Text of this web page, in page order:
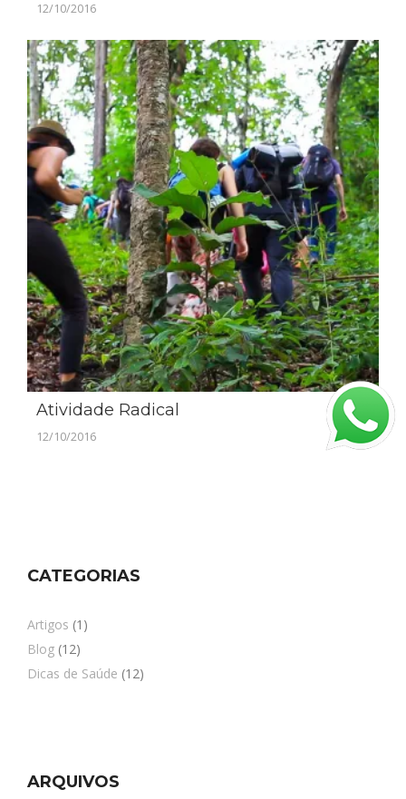
12/10/2016
Atividade Radical
12/10/2016
CATEGORIAS
Artigos (1)
Blog (12)
Dicas de Saúde (12)
ARQUIVOS